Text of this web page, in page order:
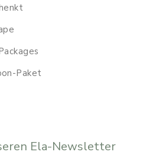
Paket
Ela-Newsletter